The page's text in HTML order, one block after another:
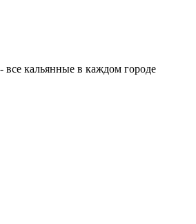
все кальянные в каждом городе